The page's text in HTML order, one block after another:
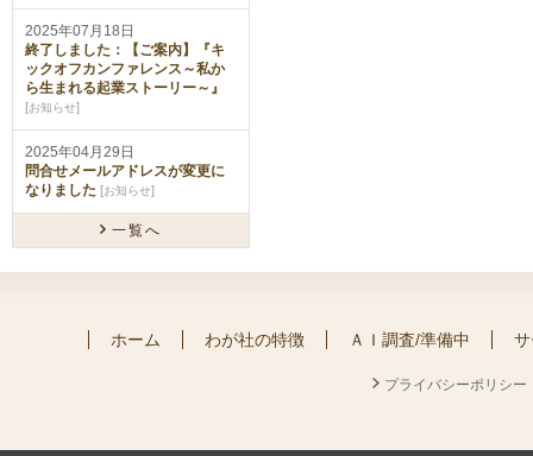
2025年07月18日
終了しました：【ご案内】『キ
ックオフカンファレンス～私か
ら生まれる起業ストーリー～』
[お知らせ]
2025年04月29日
問合せメールアドレスが変更に
なりました [お知らせ]
一覧へ
ホーム わが社の特徴 ＡＩ調査/準備中
プライバシーポリシー